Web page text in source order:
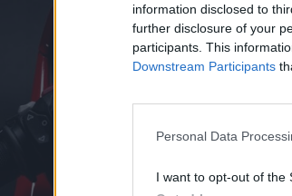
information disclosed to
further disclosure of your
participants. This
Downstream Participants
Personal Data
I want to opt-out of the